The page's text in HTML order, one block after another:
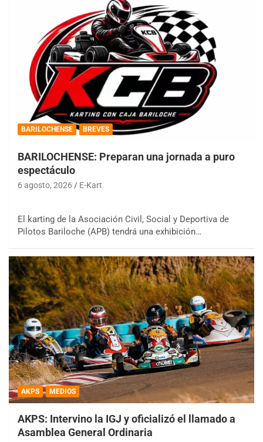
BARILOCHENSE BREVES
BARILOCHENSE: Preparan una jornada a puro
espectáculo
6 agosto, 2026 E-Kart
El karting de la Asociación Civil, Social y Deportiva de
Pilotos Bariloche (APB) tendrá una exhibición…
AKPS MEDIOS
AKPS: Intervino la IGJ y oficializó el llamado a
Asamblea General Ordinaria